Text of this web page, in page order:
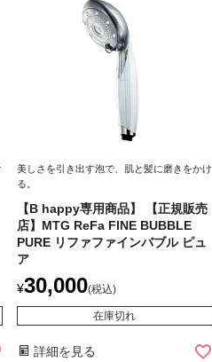
美しさを引き出す泡で、肌と髪に磨きをかけ
る。
【B happy専用商品】 【正規販売
店】MTG ReFa FINE BUBBLE
PURE リファファインバブル ピュ
ア
¥30,000 税込
在庫切れ
詳細を見る